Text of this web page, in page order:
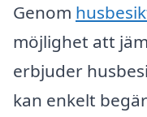
Genom
möjlighet att
erbjuder
kan enkelt